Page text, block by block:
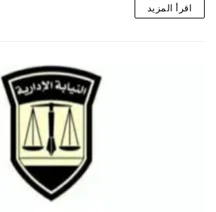
اقرأ المزيد